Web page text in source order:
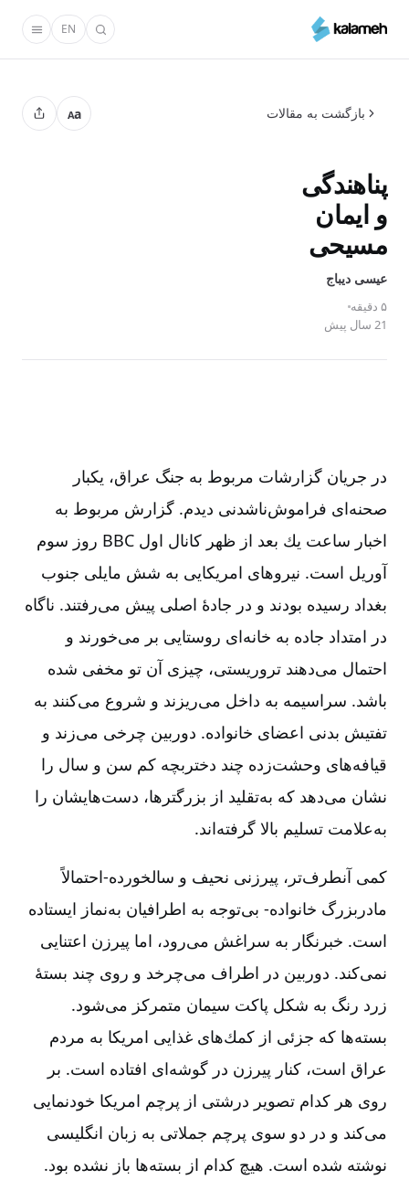
محتوای
EN
بازگشت به مقالات Aa
پناهندگی
و ایمان
مسیحی
عیسی دیباج
۵ دقیقه
21 سال پیش
در جریان گزارشات مربوط به جنگ عراق، یكبار
صحنه‌ای فراموش‌ناشدنی دیدم. گزارش مربوط به
اخبار ساعت یك بعد از ظهر كانال اول BBC روز سوم
آوریل است. نیروهای امریكایی به شش مایلی جنوب
بغداد رسیده بودند و در جادۀ اصلی پیش می‌رفتند. ناگاه
در امتداد جاده به خانه‌ای روستایی بر می‌خورند و
احتمال می‌دهند تروریستی، چیزی آن تو مخفی شده
باشد. سراسیمه به داخل می‌ریزند و شروع می‌كنند به
تفتیش بدنی اعضای خانواده. دوربین چرخی می‌زند و
قیافه‌های وحشت‌زده چند دختربچه كم سن و سال را
نشان می‌دهد كه به‌تقلید از بزرگترها، دست‌هایشان را
به‌علامت تسلیم بالا گرفته‌اند.
كمی آنطرف‌تر، پیرزنی نحیف و سالخورده-احتمالاً
مادربزرگ خانواده- بی‌توجه به اطرافیان به‌نماز ایستاده
است. خبرنگار به سراغش می‌رود، اما پیرزن اعتنایی
نمی‌كند. دوربین در اطراف می‌چرخد و روی چند بستۀ
زرد رنگ به شكل پاكت سیمان متمركز می‌شود.
بسته‌ها كه جزئی از كمك‌های غذایی امریكا به مردم
عراق است، كنار پیرزن در گوشه‌ای افتاده است. بر
روی هر كدام تصویر درشتی از پرچم امریكا خودنمایی
می‌كند و در دو سوی پرچم جملاتی به زبان انگلیسی
نوشته شده است. هیچ كدام از بسته‌ها باز نشده بود.